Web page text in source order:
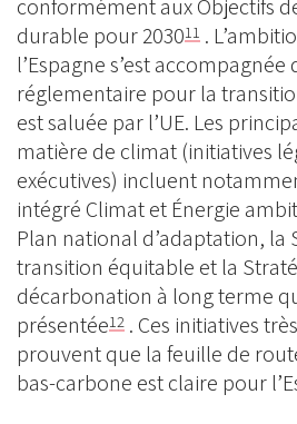
conformément aux Objectifs
durable pour 203011 .
l’Espagne s’est accompagnée
réglementaire pour la
est saluée par l’UE. Les
matière de climat (initiatives
exécutives) incluent
intégré Climat et Énergie
Plan national d’adaptation, la
transition équitable et la
décarbonation à long terme
présentée12 . Ces initiatives
prouvent que la feuille de
bas-carbone est claire pour